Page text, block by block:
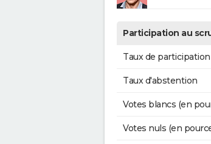
Participation au
Taux de participation
Taux d'abstention
Votes blancs (en
Votes nuls (en